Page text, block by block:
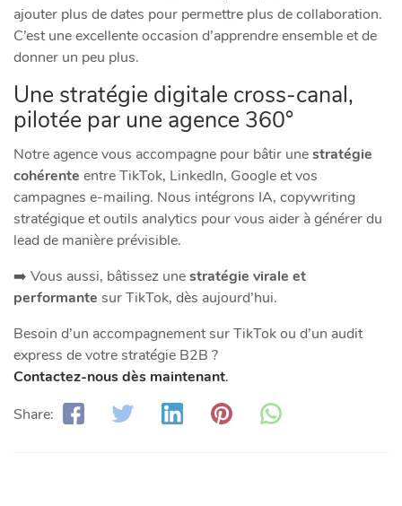
ajouter plus de dates pour permettre plus de collaboration.
C’est une excellente occasion d’apprendre ensemble et de
donner un peu plus.
Une stratégie digitale cross-canal,
pilotée par une agence 360°
Notre agence vous accompagne pour bâtir unestratégie
cohérente entre TikTok, LinkedIn, Google et vos
campagnes e-mailing. Nous intégrons IA, copywriting
stratégique et outils analytics pour vous aider à générer du
lead de manière prévisible.
➡️ Vous aussi, bâtissez unestratégie virale et
performante sur TikTok, dès aujourd’hui.
Besoin d’un accompagnement sur TikTok ou d’un audit
express de votre stratégie B2B ?
Contactez-nous dès maintenant.
Share: